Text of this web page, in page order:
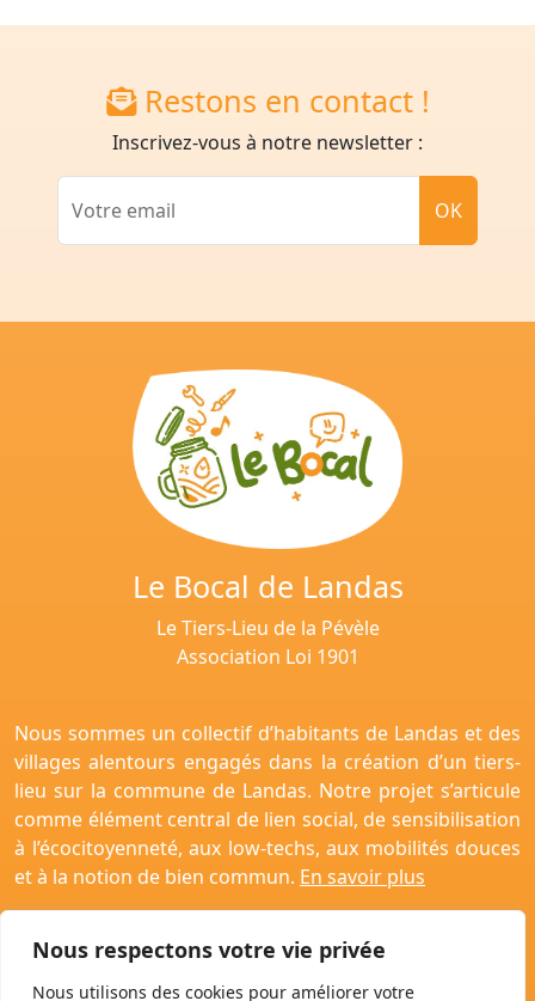
Nous respectons votre vie privée
Nous utilisons des cookies pour améliorer votre
Restons en contact !
Inscrivez-vous à notre newsletter :
Votre email OK
Nous sommes un collectif d’habitants de Landas et des
villages alentours engagés dans la création d’un tiers-
lieu sur la commune de Landas. Notre projet s’articule
comme élément central de lien social, de sensibilisation
à l’écocitoyenneté, aux low-techs, aux mobilités douces
et à la notion de bien commun. En savoir plus
Le Bocal de Landas
Le Tiers-Lieu de la Pévèle
Association Loi 1901